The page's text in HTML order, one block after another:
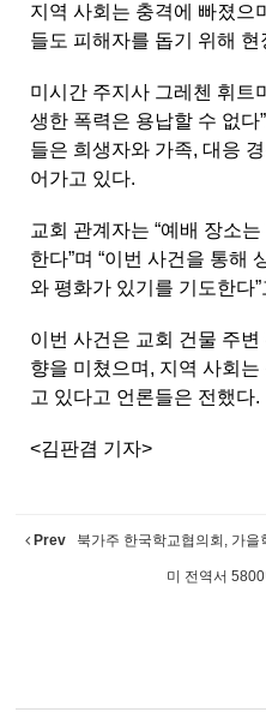
지역 사회는 충격에 빠졌으
들도 피해자를 돕기 위해
미시간 주지사 그레첸 휘트
생한 폭력은 용납할 수 없다
들은 희생자와 가족, 대응
어가고 있다.
교회 관계자는 “예배 장소
한다”며 “이번 사건을 통해
와 평화가 있기를 기도한다
이번 사건은 교회 건물 주
향을 미쳤으며, 지역 사회
고 있다고 언론들은 전했다.
<김판겸 기자>
Prev 북가주 한국학교협의회, 가을
미 전역서 5800